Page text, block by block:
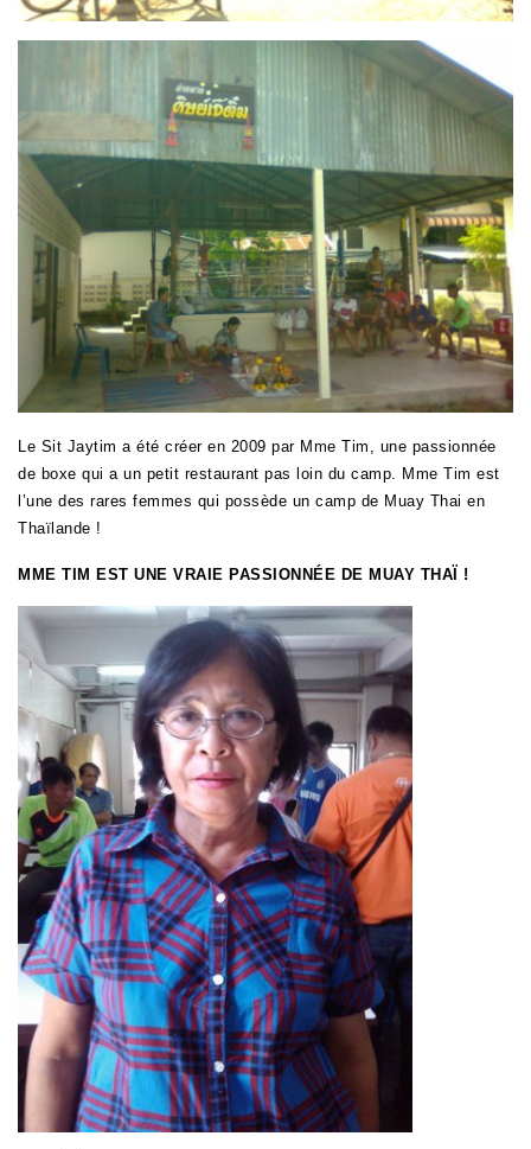
Le Sit Jaytim a été créer en 2009 par Mme Tim, une passionnée
de boxe qui a un petit restaurant pas loin du camp. Mme Tim est
l’une des rares femmes qui possède un camp de Muay Thai en
Thaïlande !
MME TIM EST UNE VRAIE PASSIONNÉE DE MUAY THAÏ !